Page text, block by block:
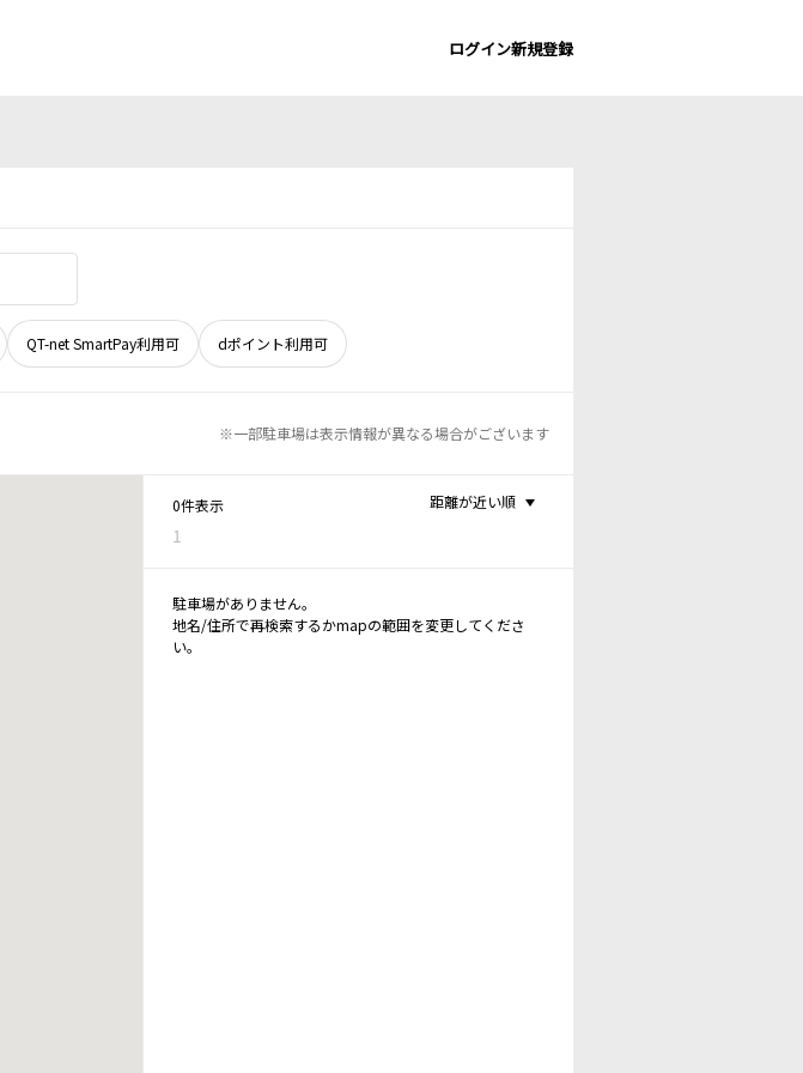
ログイン新規登録
QT-net SmartPay利用可 dポイント利用可
※一部駐車場は表示情報が異なる場合がございます
0件表示
1
距離が近い順
駐車場がありません。
地名/住所で再検索するかmapの範囲を変更してくださ
い。